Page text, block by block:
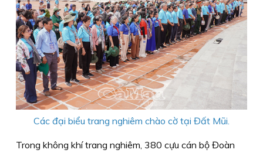
Các đại biểu trang nghiêm chào cờ tại Đất Mũi.
Trong không khí trang nghiêm, 380 cựu cán bộ Đoàn